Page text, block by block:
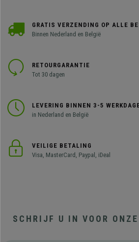
GRATIS VERZENDING OP ALLE
Binnen Nederland en België
RETOURGARANTIE
Tot 30 dagen
LEVERING BINNEN 3-5
in Nederland en België
VEILIGE BETALING
Visa, MasterCard, Paypal, iDeal
SCHRIJF U IN VOOR